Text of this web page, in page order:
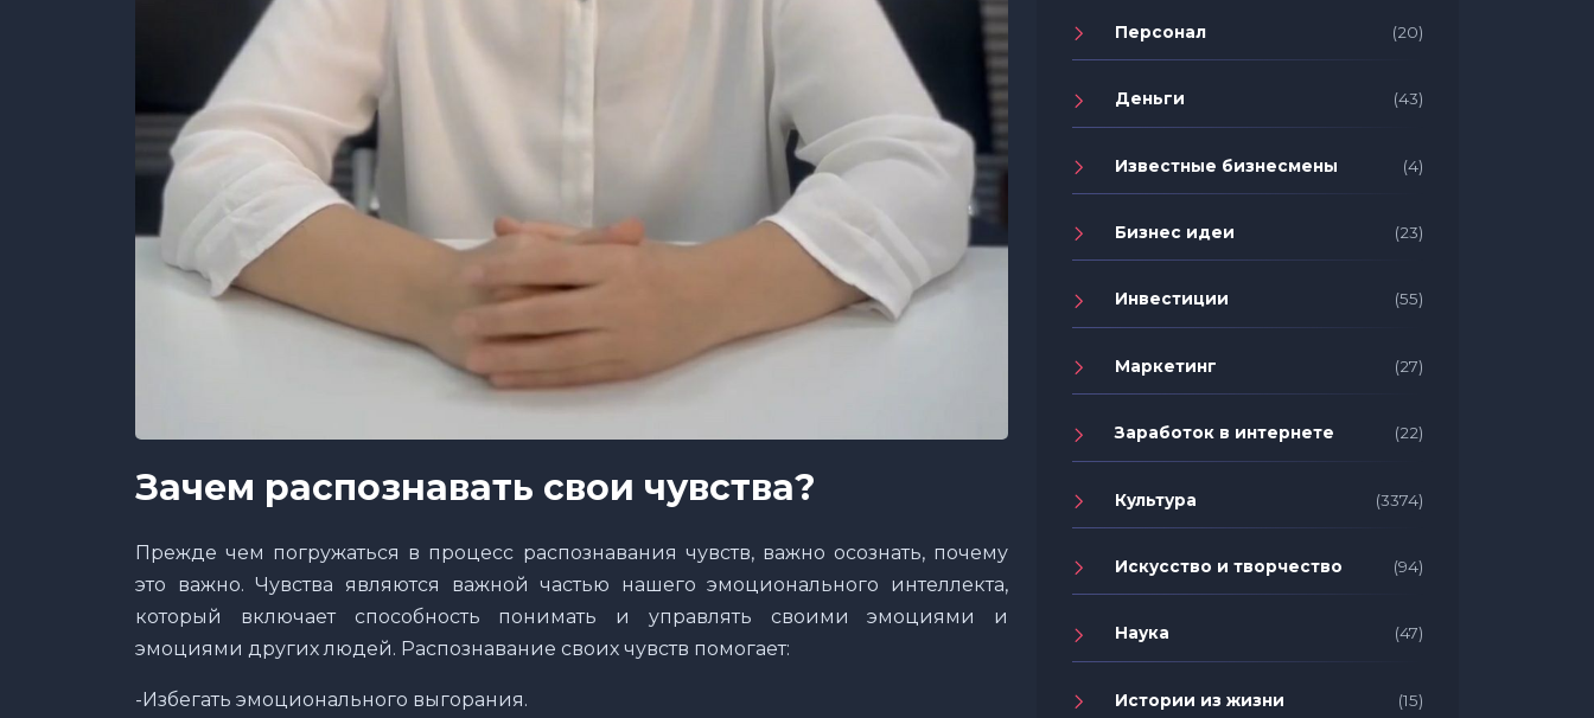
Зачем распознавать свои чувства?
Прежде чем погружаться в процесс распознавания чувств, важно осознать, почему
это важно. Чувства являются важной частью нашего эмоционального интеллекта,
который включает способность понимать и управлять своими эмоциями и
эмоциями других людей. Распознавание своих чувств помогает:
-Избегать эмоционального выгорания.
Персонал (20)
Деньги (43)
Известные бизнесмены (4)
Бизнес идеи (23)
Инвестиции (55)
Маркетинг (27)
Заработок в интернете (22)
Культура (3374)
Искусство и творчество (94)
Наука (47)
Истории из жизни (15)